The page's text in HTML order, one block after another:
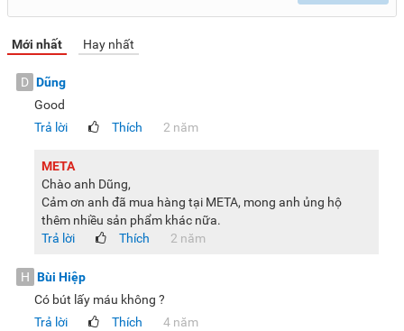
Mới nhất Hay nhất
D Dũng
Good
Trả lời
Thích 2 năm
META
Chào anh Dũng,
Cảm ơn anh đã mua hàng tại META, mong anh ủng hộ
thêm nhiều sản phẩm khác nữa.
Trả lời
Thích 2 năm
H Bùi Hiệp
Có bút lấy máu không ?
Trả lời
Thích 4 năm